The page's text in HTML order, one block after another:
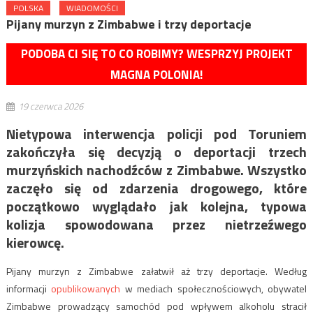
POLSKA WIADOMOŚCI
Pijany murzyn z Zimbabwe i trzy deportacje
PODOBA CI SIĘ TO CO ROBIMY? WESPRZYJ PROJEKT
MAGNA POLONIA!
19 czerwca 2026
Nietypowa interwencja policji pod Toruniem
zakończyła się decyzją o deportacji trzech
murzyńskich nachodźców z Zimbabwe. Wszystko
zaczęło się od zdarzenia drogowego, które
początkowo wyglądało jak kolejna, typowa
kolizja spowodowana przez nietrzeźwego
kierowcę.
Pijany murzyn z Zimbabwe załatwił aż trzy deportacje. Według
informacji opublikowanych w mediach społecznościowych, obywatel
Zimbabwe prowadzący samochód pod wpływem alkoholu stracił